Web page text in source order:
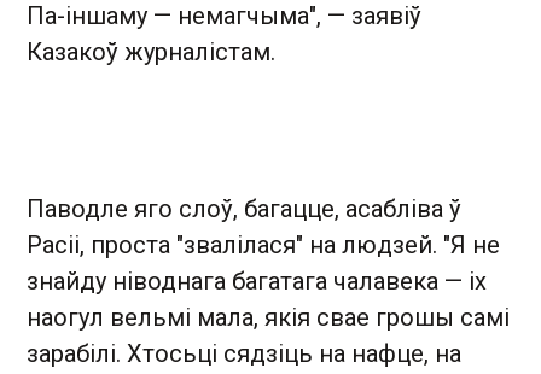
Па-іншаму — немагчыма", — заявіў
Казакоў журналістам.
Паводле яго слоў, багацце, асабліва ў
Расіі, проста "звалілася" на людзей. "Я не
знайду ніводнага багатага чалавека — іх
наогул вельмі мала, якія свае грошы самі
зарабілі. Хтосьці сядзіць на нафце, на